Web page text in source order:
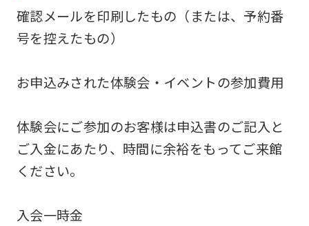
確認メールを印刷したもの（または、予約番
号を控えたもの）
お申込みされた体験会・イベントの参加費用
体験会にご参加のお客様は申込書のご記入と
ご入金にあたり、時間に余裕をもってご来館
ください。
入会一時金
translated
it
not
be